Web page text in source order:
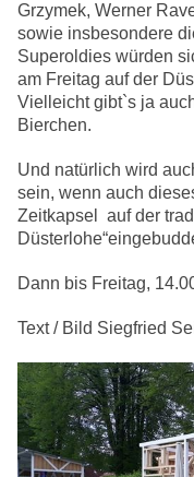
Grzymek, Werner
sowie insbesondere
Superoldies würden
am Freitag auf der
Vielleicht gibt`s ja
Bierchen.
Und natürlich wird
sein, wenn auch
Zeitkapsel auf der
Dann bis Freitag,
Text / Bild Siegfried